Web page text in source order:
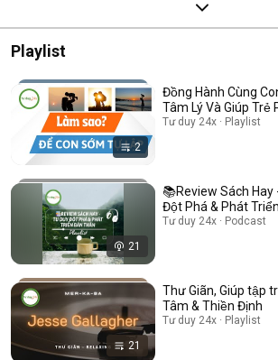
Playlist
2
Đồng Hành Cùng
Tâm Lý Và Giúp Trẻ
Tư duy 24x · Playlist
21
📚Review Sách Hay
Đột Phá & Phát
Tư duy 24x · Podcast
21
Thư Giãn, Giúp tập
Tâm & Thiền Định
Tư duy 24x · Playlist